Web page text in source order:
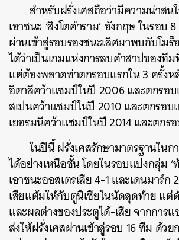
สำหรับฝรั่งเศสถือว่ามีความน่าสน
เอาชนะ ‘สิงโตคำราม’ อังกฤษ ในรอบ
ผ่านเข้าสู่รอบรองชนะเลิศมาพบกับโมร็
ได้ว่าเป็นเกมแห่งการลบคำสาปของทีม
แต่ต้องพลาดท่าตกรอบแรกใน 3 ครั้ง
อิตาลีคว้าแชมป์ในปี 2006 และตกรอ
สเปนคว้าแชมป์ในปี 2010 และตกรอบ
เยอรมนีคว้าแชมป์ในปี 2014 และตกร
ในปีนี้ ฝรั่งเศสรักษามาตรฐานใน
ได้อย่างเหนือชั้น โดยในรอบแบ่งกลุ่ม ‘
เอาชนะออสเตรเลีย 4-1 และเดนมาร์ก
เสียแต้มให้กับตูนิเซียในนัดสุดท้าย แต่
และผลต่างของประตูได้-เสีย จากการ
ส่งให้ฝรั่งเศสผ่านเข้าสู่รอบ 16 ทีม ด้ว